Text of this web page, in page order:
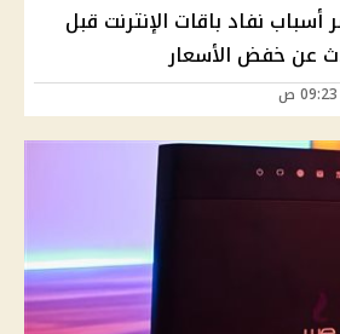
أسباب نفاد باقات الإنترنت قبل
عن خفض الأسعار